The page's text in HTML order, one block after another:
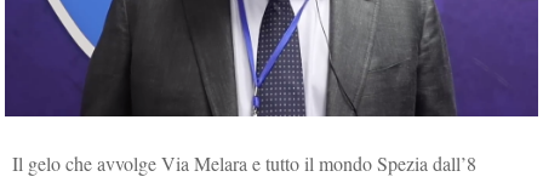
Il gelo che avvolge Via Melara e tutto il mondo Spezia dall’8